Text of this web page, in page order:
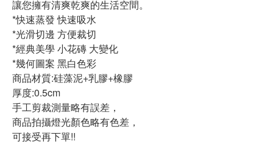
讓您擁有清爽乾爽的生活空間。
*快速蒸發 快速吸水
*光滑切邊 方便裁切
*經典美學 小花磚 大變化
*幾何圖案 黑白色彩
商品材質:硅藻泥+乳膠+橡膠
厚度:0.5cm
手工剪裁測量略有誤差，
商品拍攝燈光顏色略有色差，
可接受再下單!!